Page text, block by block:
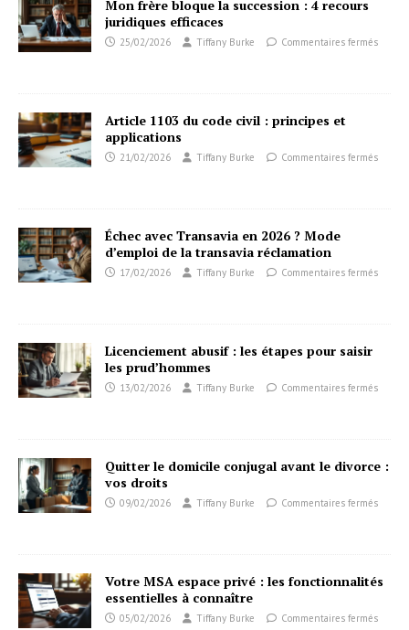
Mon frère bloque la succession : 4 recours
juridiques efficaces
25/02/2026 Tiffany Burke Commentaires fermés
Article 1103 du code civil : principes et
applications
21/02/2026 Tiffany Burke Commentaires fermés
Échec avec Transavia en 2026 ? Mode
d’emploi de la transavia réclamation
17/02/2026 Tiffany Burke Commentaires fermés
Licenciement abusif : les étapes pour saisir
les prud’hommes
13/02/2026 Tiffany Burke Commentaires fermés
Quitter le domicile conjugal avant le divorce :
vos droits
09/02/2026 Tiffany Burke Commentaires fermés
Votre MSA espace privé : les fonctionnalités
essentielles à connaître
05/02/2026 Tiffany Burke Commentaires fermés